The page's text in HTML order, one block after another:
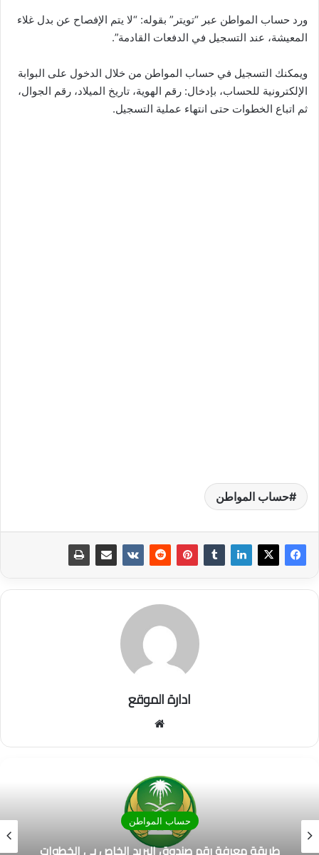
ورد حساب المواطن عبر “تويتر” بقوله: “لا يتم الإفصاح عن بدل غلاء
المعيشة، عند التسجيل في الدفعات القادمة”.
ويمكنك التسجيل في حساب المواطن من خلال الدخول على البوابة
الإلكترونية للحساب، بإدخال: رقم الهوية، تاريخ الميلاد، رقم الجوال،
ثم اتباع الخطوات حتى انتهاء عملية التسجيل.
حساب المواطن
ادارة الموقع
حساب المواطن